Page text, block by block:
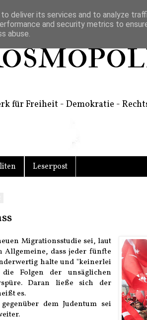
für Freiheit - Demokratie -
Leserpost
Migrationsstudie sei, laut
Allgemeine, dass jeder fünfte
halte und "keinerlei
Folgen der unsäglichen
Daran ließe sich der
es.
dem Judentum sei
deliver its services and to analyze
and security metrics to
abuse.